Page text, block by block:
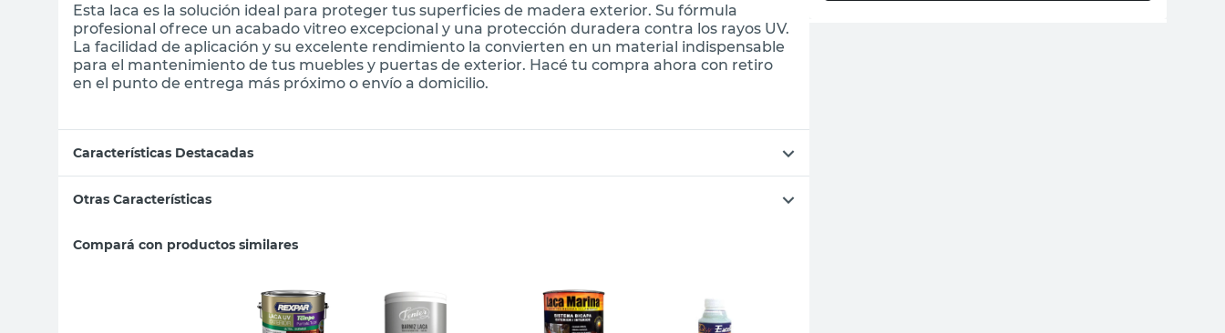
Esta laca es la solución ideal para proteger tus superficies de madera exterior. Su fórmula
profesional ofrece un acabado vitreo excepcional y una protección duradera contra los rayos UV.
La facilidad de aplicación y su excelente rendimiento la convierten en un material indispensable
para el mantenimiento de tus muebles y puertas de exterior. Hacé tu compra ahora con retiro
en el punto de entrega más próximo o envío a domicilio.
Características Destacadas
Otras Características
Compará con productos similares